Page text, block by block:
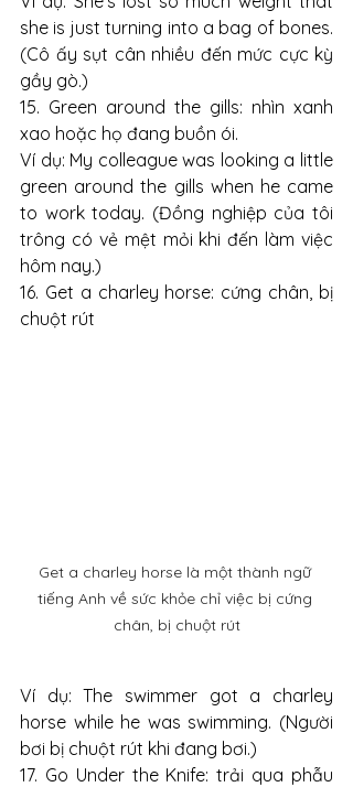
she is just turning into a bag of bones.
(Cô ấy sụt cân nhiều đến mức cực kỳ
gầy gò.)
15. Green around the gills: nhìn xanh
xao hoặc họ đang buồn ói.
Ví dụ: My colleague was looking a little
green around the gills when he came
to work today. (Đồng nghiệp của tôi
trông có vẻ mệt mỏi khi đến làm việc
hôm nay.)
16. Get a charley horse: cứng chân, bị
chuột rút
Get a charley horse là một thành ngữ
tiếng Anh về sức khỏe chỉ việc bị cứng
chân, bị chuột rút
Ví dụ: The swimmer got a charley
horse while he was swimming. (Người
bơi bị chuột rút khi đang bơi.)
17. Go Under the Knife: trải qua phẫu